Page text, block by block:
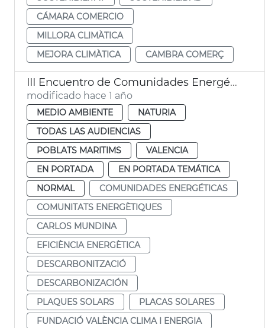
CÁMARA COMERCIO
MILLORA CLIMÀTICA
MEJORA CLIMÀTICA
CAMBRA COMERÇ
III Encuentro de Comunidades Energéticas Locales de València
modificado hace 1 año
MEDIO AMBIENTE
NATURIA
TODAS LAS AUDIENCIAS
POBLATS MARITIMS
VALENCIA
EN PORTADA
EN PORTADA TEMÁTICA
NORMAL
COMUNIDADES ENERGÉTICAS
COMUNITATS ENERGÈTIQUES
CARLOS MUNDINA
EFICIÈNCIA ENERGÈTICA
DESCARBONITZACIÓ
DESCARBONIZACIÓN
PLAQUES SOLARS
PLACAS SOLARES
FUNDACIÓ VALÈNCIA CLIMA I ENERGIA